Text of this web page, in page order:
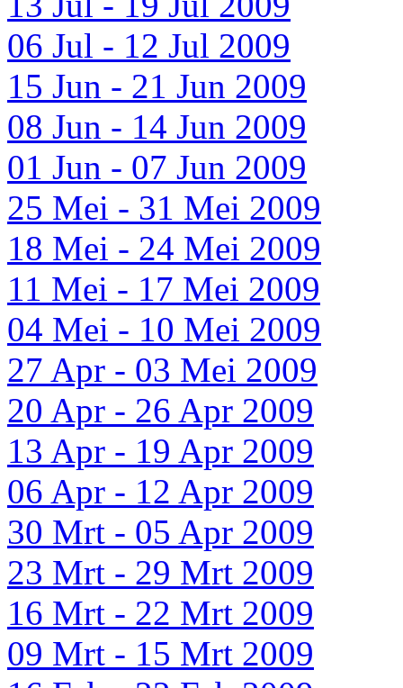
06 Jul - 12 Jul 2009
15 Jun - 21 Jun 2009
08 Jun - 14 Jun 2009
01 Jun - 07 Jun 2009
25 Mei - 31 Mei 2009
18 Mei - 24 Mei 2009
11 Mei - 17 Mei 2009
04 Mei - 10 Mei 2009
27 Apr - 03 Mei 2009
20 Apr - 26 Apr 2009
13 Apr - 19 Apr 2009
06 Apr - 12 Apr 2009
30 Mrt - 05 Apr 2009
23 Mrt - 29 Mrt 2009
16 Mrt - 22 Mrt 2009
09 Mrt - 15 Mrt 2009